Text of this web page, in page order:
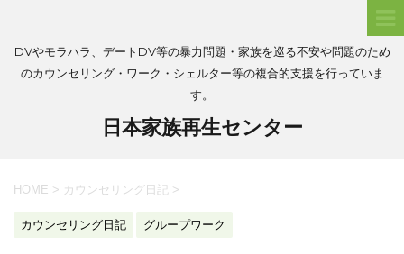
DVやモラハラ、デートDV等の暴力問題・家族を巡る不安や問題のため
のカウンセリング・ワーク・シェルター等の複合的支援を行っていま
す。
日本家族再生センター
HOME > カウンセリング日記 >
カウンセリング日記 グループワーク